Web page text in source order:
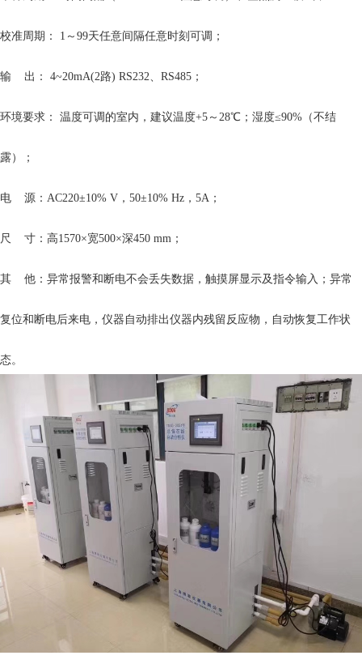
校准周期： 1～99天任意间隔任意时刻可调 ；
输 出： 4~20mA(2路) RS232、RS485 ；
环境要求： 温度可调的室内，建议温度+5～28℃；湿度≤90%（不结
露） ；
电 源： AC220±10% V，50±10% Hz，5A ；
尺 寸：高1570×宽500×深450 mm ；
其 他： 异常报警和断电不会丢失数据 ， 触摸屏显示及指令输入 ； 异常
复位和断电后来电，仪器自动排出仪器内残留反应物，自动恢复工作状
态。